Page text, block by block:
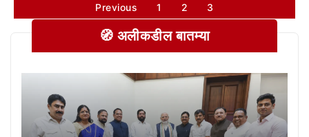
Previous 1 2 3
🧭 अलीकडील बातम्या